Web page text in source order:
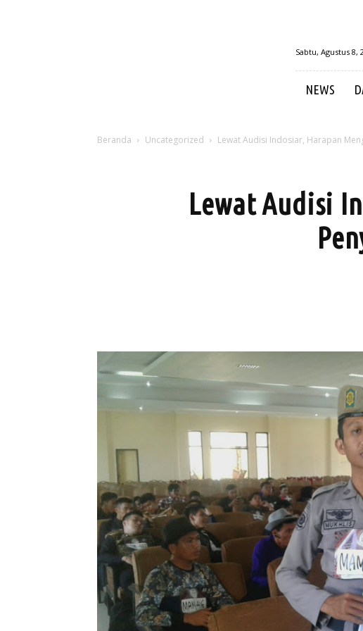
Sabtu, Agustus 8,
NEWS
Beranda Uncategorized Lewat Audisi Indosiar, Harapan
Lewat Audisi